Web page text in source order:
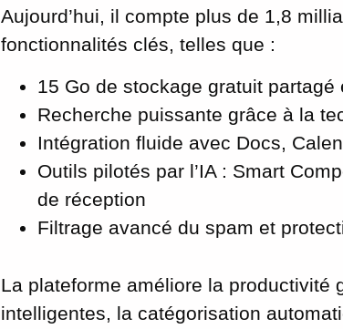
Aujourd’hui, il compte plus de 1,8
fonctionnalités clés, telles que :
15 Go de stockage gratuit
Recherche puissante grâce à la
Intégration fluide avec Docs,
Outils pilotés par l’IA : Smart
de réception
Filtrage avancé du spam et
La plateforme améliore la productivité
intelligentes, la catégorisation